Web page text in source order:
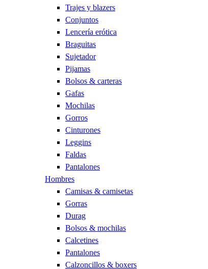
Trajes y blazers
Conjuntos
Lencería erótica
Braguitas
Sujetador
Pijamas
Bolsos & carteras
Gafas
Mochilas
Gorros
Cinturones
Leggins
Faldas
Pantalones
Hombres
Camisas & camisetas
Gorras
Durag
Bolsos & mochilas
Calcetines
Pantalones
Calzoncillos & boxers